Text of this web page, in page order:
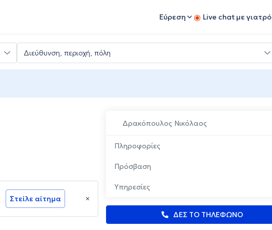
Εύρεση Live chat με γιατρό
Δρακόπουλος Νικόλαος
Πληροφορίες
Πρόσβαση
Υπηρεσίες
ΔΕΣ ΤΟ ΤΗΛΕΦΩΝΟ
Στείλε αίτημα